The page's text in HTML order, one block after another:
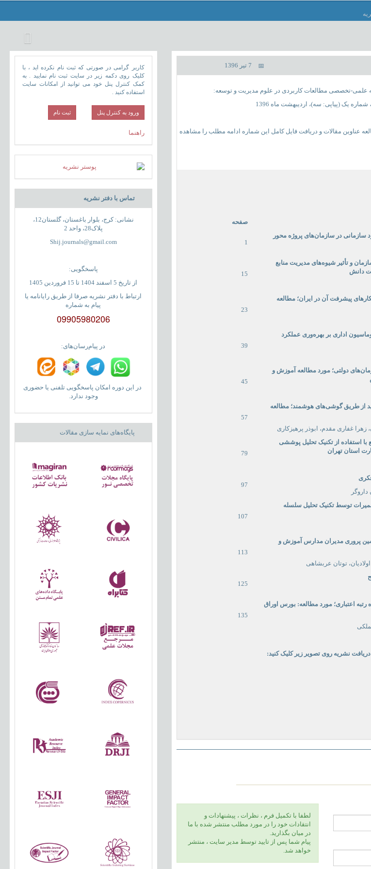
علمی-تخصصی مطالعات کاربردی در علوم مدیریت و توسعه:
یک (پیاپی: سه)، اردیبهشت ماه 1396
عناوین مقالات و دریافت فایل کامل این شماره ادامه مطلب را مشاهده
صفحه
در سازمان‌های پروژه محور
1
و تأثیر شیوههای مدیریت منابع
دانش
15
پیشرفت آن در ایران؛ مطالعه
23
اداری بر بهره‌وری عملکرد
39
دولتی؛ مورد مطالعه آموزش و
45
از طریق گوشی‌های هوشمند؛ مطالعه
57
غفاری مقدم، ابوذر پرهیزكاری
با استفاده از تکنیک تحلیل پوششی
استان تهران
79
97
توسط تکنیک تحلیل سلسله
107
پروری مدیران مدارس آموزش و
113
توتان عربشاهی
125
رتبه اعتباری؛ مورد مطالعه: بورس اوراق
135
نشریه روی تصویر زیر کلیک کنید:
لطفا با تكميل فرم ، نظرات ، پيشنهادات و
انتقادات خود را در مورد مطلب منتشر شده با ما
در ميان بگذاريد.
پيام شما پس از تاييد توسط مدير سايت ، منتشر
خواهد شد.
کاربر گرامی در صورتی که ثبت نام نکرده اید ، با
کلیک روی دکمه زیر در سایت ثبت نام نمایید . به
کمک کنترل پنل خود می توانید از امکانات سایت
استفاده کنید .
ورود به کنترل پنل
راهنما
تماس با دفتر نشریه
نشانی: کرج، بلوار باغستان، گلستان12،
پلاک28، واحد 2
Shij.journals@gmail.com
پاسخگویی:
از تاریخ 5 اسفند 1404 تا 15 فروردین 1405
ارتباط با دفتر نشریه صرفا از طریق رایانامه یا
پیام به شماره
09905980206
در پیام‌رسان‌های:
در این دوره امکان پاسخگویی تلفنی یا حضوری
وجود ندارد.
پایگاه‌های نمایه سازی مقالات